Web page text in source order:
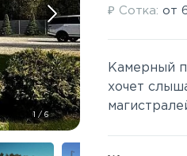
1 /6
₽ Сотка:от
Камерный
хочет